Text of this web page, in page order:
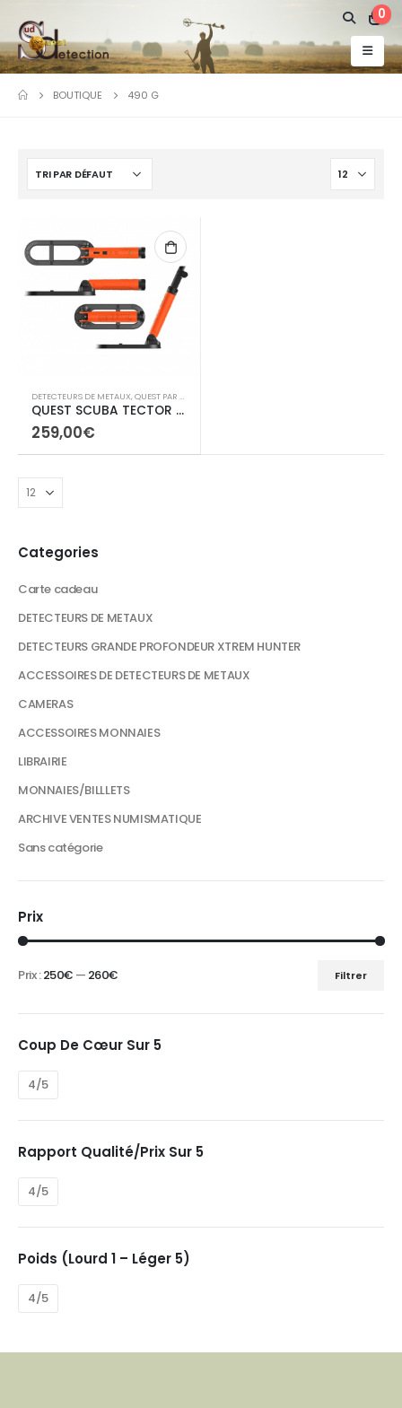
0
BOUTIQUE 490 G
DETECTEURS DE METAUX,QUEST PAR DETEKNIX.INC
QUEST SCUBA TECTOR PRO
259,00€
Categories
Carte cadeau
DETECTEURS DE METAUX
DETECTEURS GRANDE PROFONDEUR XTREM HUNTER
ACCESSOIRES DE DETECTEURS DE METAUX
CAMERAS
ACCESSOIRES MONNAIES
LIBRAIRIE
MONNAIES/BILLLETS
ARCHIVE VENTES NUMISMATIQUE
Sans catégorie
Prix
Filtrer
Prix :250€ — 260€
Coup De Cœur Sur 5
4/5
Rapport Qualité/prix Sur 5
4/5
Poids (Lourd 1 – Léger 5)
4/5